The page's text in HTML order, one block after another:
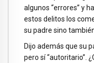
algunos “errores” y
estos delitos los
su padre sino
Dijo además que su
pero sí “autoritario”.